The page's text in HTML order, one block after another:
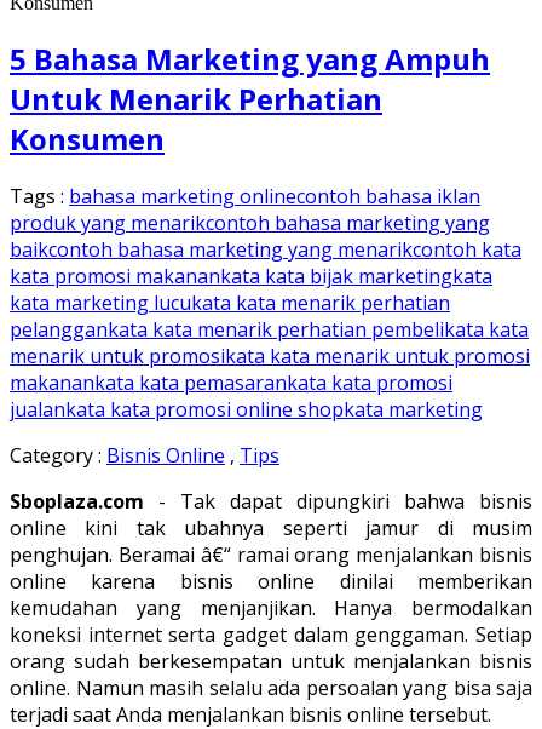
5 Bahasa Marketing yang Ampuh
Untuk Menarik Perhatian
Konsumen
Tags : bahasa marketing onlinecontoh bahasa iklan
produk yang menarikcontoh bahasa marketing yang
baikcontoh bahasa marketing yang menarikcontoh kata
kata promosi makanankata kata bijak marketingkata
kata marketing lucukata kata menarik perhatian
pelanggankata kata menarik perhatian pembelikata kata
menarik untuk promosikata kata menarik untuk promosi
makanankata kata pemasarankata kata promosi
jualankata kata promosi online shopkata marketing
Category : Bisnis Online , Tips
Sboplaza.com - Tak dapat dipungkiri bahwa bisnis
online kini tak ubahnya seperti jamur di musim
penghujan. Beramai â€“ ramai orang menjalankan bisnis
online karena bisnis online dinilai memberikan
kemudahan yang menjanjikan. Hanya bermodalkan
koneksi internet serta gadget dalam genggaman. Setiap
orang sudah berkesempatan untuk menjalankan bisnis
online. Namun masih selalu ada persoalan yang bisa saja
terjadi saat Anda menjalankan bisnis online tersebut.